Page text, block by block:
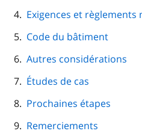
Exigences et règlements
Code du bâtiment
Autres considérations
Études de cas
Prochaines étapes
Remerciements